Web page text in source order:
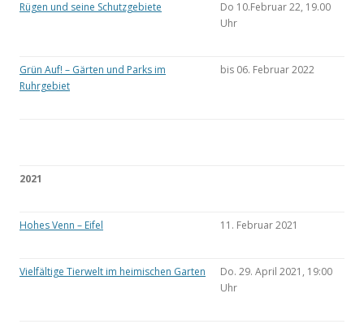
Rügen und seine Schutzgebiete
Do 10.Februar 22, 19.00
Uhr
Grün Auf! – Gärten und Parks im
Ruhrgebiet
bis 06. Februar 2022
2021
Hohes Venn – Eifel 11. Februar 2021
Vielfältige Tierwelt im heimischen Garten
Do. 29. April 2021, 19:00
Uhr